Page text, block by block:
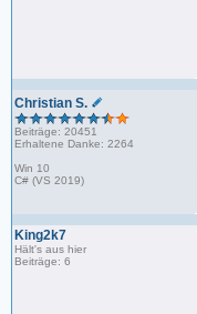
Christian S.
Beiträge: 20451
Erhaltene Danke: 2264
Win 10
C# (VS 2019)
King2k7
Hält's aus hier
Beiträge: 6